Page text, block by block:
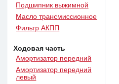
Подшипник выжимной
Масло трансмиссионное
Фильтр АКПП
Ходовая часть
Амортизатор передний
Амортизатор передний
левый